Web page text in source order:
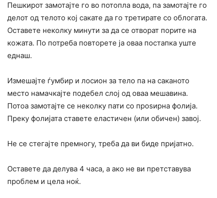
Пешкирот замотајте го во потопла вода, па замотајте го
делот од телото кој сакате да го третирате со облогата.
Оставете неколку минути за да се отворат порите на
кожата. По потреба повторете ја оваа постапка уште
еднаш.
Измешајте ѓумбир и лосион за тело па на саканото
место намачкајте подебел слој од оваа мешавина.
Потоа замотајте се неколку пати со проѕирна фолија.
Преку фолијата ставете еластичен (или обичен) завој.
Не се стегајте премногу, треба да ви биде пријатно.
Оставете да делува 4 часа, а ако не ви претставува
проблем и цела ноќ.